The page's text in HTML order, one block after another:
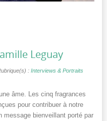
Leguay
: Interviews & Portraits
âme. Les cinq fragrances
pour contribuer à notre
message bienveillant porté par